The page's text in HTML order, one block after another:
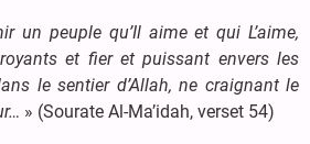
un peuple qu’Il aime et qui L’aime,
et fier et puissant envers les
le sentier d’Allah, ne craignant le
» (Sourate Al-Ma’idah, verset 54)